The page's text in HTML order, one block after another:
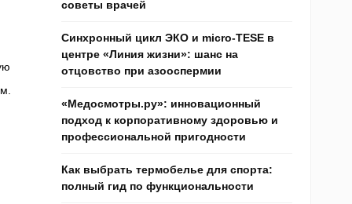
советы врачей
Синхронный цикл ЭКО и micro-TESE в
центре «Линия жизни»: шанс на
отцовство при азооспермии
«Медосмотры.ру»: инновационный
подход к корпоративному здоровью и
профессиональной пригодности
Как выбрать термобелье для спорта:
полный гид по функциональности